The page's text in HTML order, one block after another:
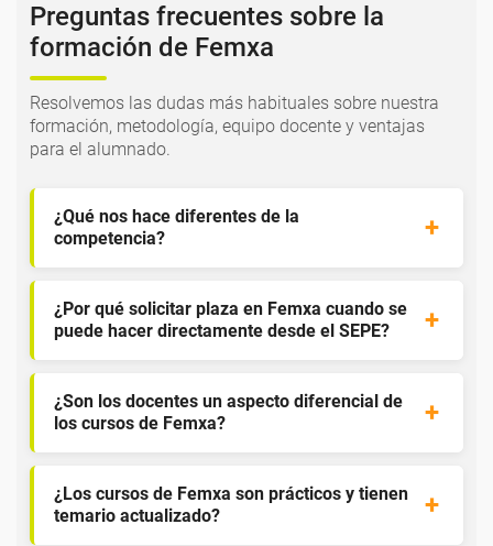
Preguntas frecuentes sobre la
formación de Femxa
Resolvemos las dudas más habituales sobre nuestra
formación, metodología, equipo docente y ventajas
para el alumnado.
¿Qué nos hace diferentes de la
competencia?
¿Por qué solicitar plaza en Femxa cuando se
puede hacer directamente desde el SEPE?
¿Son los docentes un aspecto diferencial de
los cursos de Femxa?
¿Los cursos de Femxa son prácticos y tienen
temario actualizado?